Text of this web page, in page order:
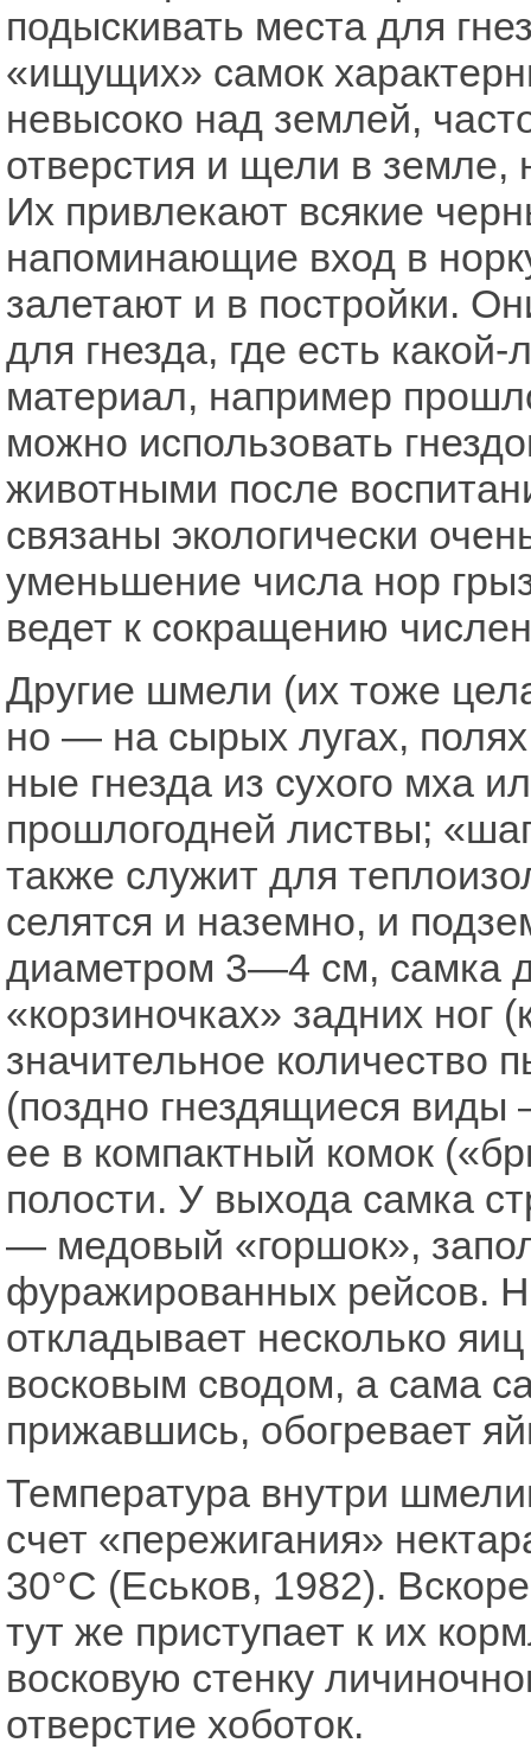
подыскивать места для
«ищущих» самок
невысоко над землей,
отверстия и щели в земле,
Их привлекают всякие
напоминающие вход в
залетают и в постройки.
для гнезда, где есть
материал, например
можно использовать
животными после
связаны экологически
уменьшение числа нор
ведет к сокращению
Другие шмели (их тоже
но — на сырых лугах,
ные гнезда из сухого мха
прошлогодней листвы;
также служит для
селятся и наземно, и
диаметром 3—4 см, самка
«корзиночках» задних ног
значительное количество
(поздно гнездящиеся
ее в компактный комок
полости. У выхода самка
— медовый «горшок»,
фуражированных рейсов.
откладывает несколько
восковым сводом, а сама
прижавшись, обогревает
Температура внутри
счет «пережигания»
30°С (Еськов, 1982).
тут же приступает к их
восковую стенку
отверстие хоботок.